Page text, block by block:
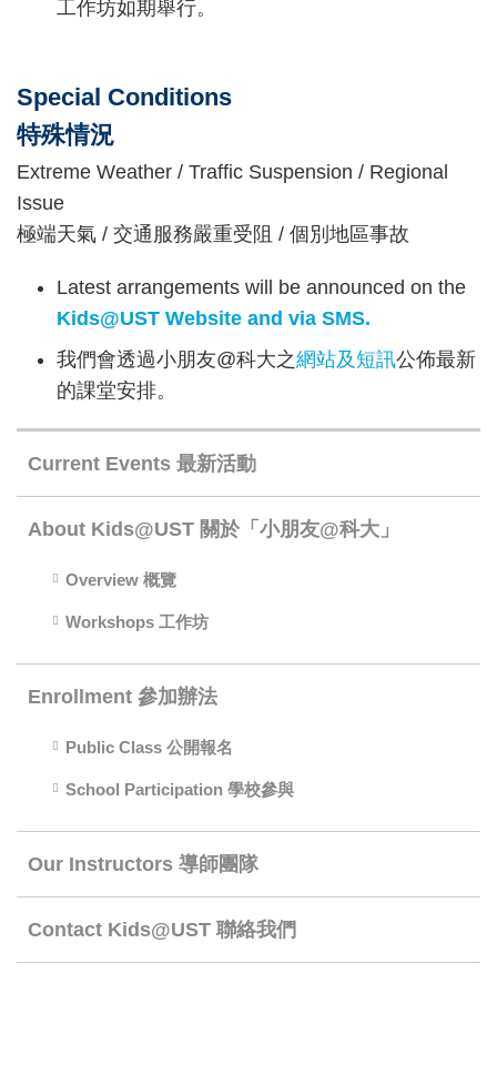
工作坊如期舉行。
Special Conditions
特殊情況
Extreme Weather / Traffic Suspension / Regional
Issue
極端天氣 / 交通服務嚴重受阻 / 個別地區事故
Latest arrangements will be announced on the
Kids@UST Website and via SMS.
我們會透過小朋友@科大之網站及短訊公佈最新
的課堂安排。
Right
Current Events 最新活動
About Kids@UST 關於「小朋友@科大」
Overview 概覽
Workshops 工作坊
Enrollment 參加辦法
Public Class 公開報名
School Participation 學校參與
Our Instructors 導師團隊
Contact Kids@UST 聯絡我們